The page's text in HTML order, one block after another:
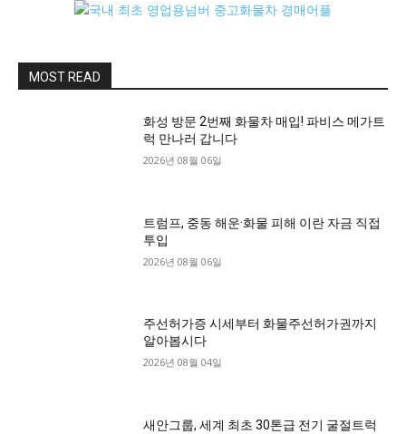
MOST READ
화성 방문 2번째 화물차 매입! 파비스 메가트
럭 만나러 갑니다
2026년 08월 06일
트럼프, 중동 해운·화물 피해 이란 자금 직접
투입
2026년 08월 06일
주선허가증 시세부터 화물주선허가권까지
알아봅시다
2026년 08월 04일
새안그룹, 세계 최초 30톤급 전기 굴절트럭